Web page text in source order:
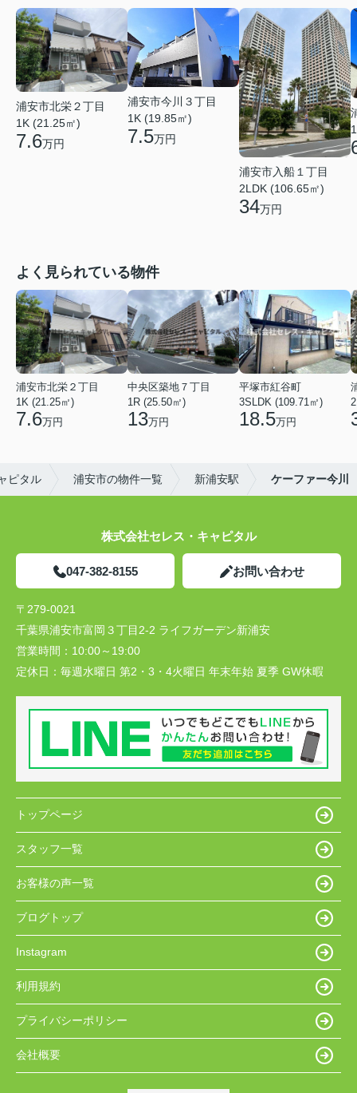
浦安市北栄２丁目
1K (21.25㎡)
7.6万円
浦安市今川３丁目
1K (19.85㎡)
7.5万円
浦安市入船１丁目
2LDK (106.65㎡)
34万円
よく見られている物件
浦安市北栄２丁目
1K (21.25㎡)
7.6万円
中央区築地７丁目
1R (25.50㎡)
13万円
平塚市紅谷町
3SLDK (109.71㎡)
18.5万円
ピタル 浦安市の物件一覧 新浦安駅 ケーファー今川
株式会社セレス・キャピタル
047-382-8155 お問い合わせ
〒279-0021
千葉県浦安市富岡３丁目2-2 ライフガーデン新浦安
営業時間： 10:00～19:00
定休日： 毎週水曜日 第2・3・4火曜日 年末年始 夏季 GW休暇
トップページ
スタッフ一覧
お客様の声一覧
ブログトップ
Instagram
利用規約
プライバシーポリシー
会社概要